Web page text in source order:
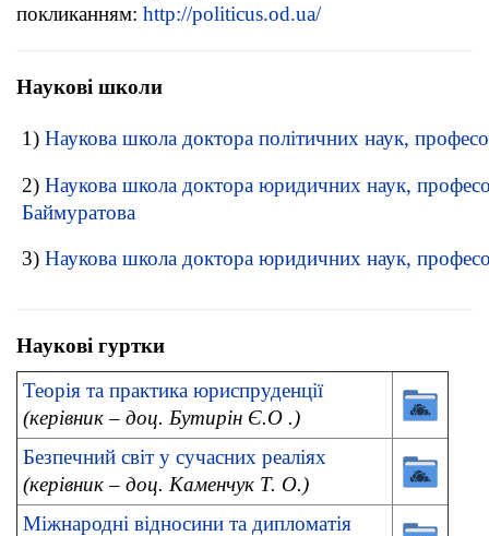
покликанням: http://politicus.od.ua/
Наукові школи
1) Наукова школа доктора політичних наук,
2) Наукова школа доктора юридичних наук,
Баймуратова
3) Наукова школа доктора юридичних наук,
Наукові гуртки
Теорія та практика юриспруденції
(керівник – доц. Бутирін Є.О .)
Безпечний світ у сучасних реаліях
(керівник – доц. Каменчук Т. О.)
Міжнародні відносини та дипломатія